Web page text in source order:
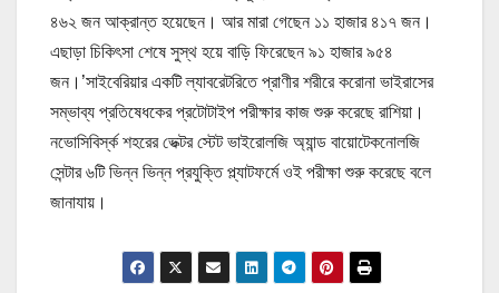
৪৬২ জন আক্রান্ত হয়েছেন। আর মারা গেছেন ১১ হাজার ৪১৭ জন।
এছাড়া চিকিৎসা শেষে সুস্থ হয়ে বাড়ি ফিরেছেন ৯১ হাজার ৯৫৪
জন।’সাইবেরিয়ার একটি ল্যাবরেটরিতে প্রাণীর শরীরে করোনা ভাইরাসের
সম্ভাব্য প্রতিষেধকের প্রটোটাইপ পরীক্ষার কাজ শুরু করেছে রাশিয়া।
নভোসিবির্স্ক শহরের ভেক্টর স্টেট ভাইরোলজি অ্যান্ড বায়োটেকনোলজি
সেন্টার ৬টি ভিন্ন ভিন্ন প্রযুক্তি প্ল্যাটফর্মে ওই পরীক্ষা শুরু করেছে বলে
জানাযায়।